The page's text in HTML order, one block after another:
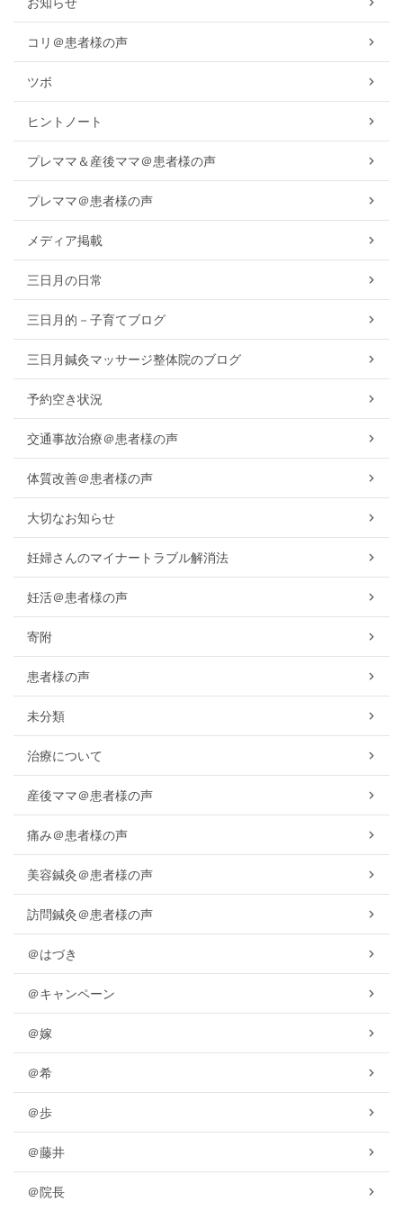
コリ＠患者様の声
ツボ
ヒントノート
プレママ＆産後ママ＠患者様の声
プレママ＠患者様の声
メディア掲載
三日月の日常
三日月的－子育てブログ
三日月鍼灸マッサージ整体院のブログ
予約空き状況
交通事故治療＠患者様の声
体質改善＠患者様の声
大切なお知らせ
妊婦さんのマイナートラブル解消法
妊活＠患者様の声
寄附
患者様の声
未分類
治療について
産後ママ＠患者様の声
痛み＠患者様の声
美容鍼灸＠患者様の声
訪問鍼灸＠患者様の声
＠はづき
＠キャンペーン
＠嫁
＠希
＠歩
＠藤井
＠院長